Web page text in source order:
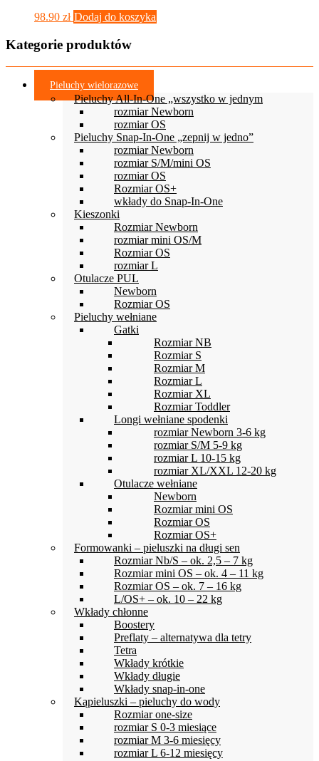
98.90 zł Dodaj do koszyka
Kategorie produktów
Pieluchy wielorazowe
Pieluchy All-In-One „wszystko w jednym
rozmiar Newborn
rozmiar OS
Pieluchy Snap-In-One „zepnij w jedno”
rozmiar Newborn
rozmiar S/M/mini OS
rozmiar OS
Rozmiar OS+
wkłady do Snap-In-One
Kieszonki
Rozmiar Newborn
rozmiar mini OS/M
Rozmiar OS
rozmiar L
Otulacze PUL
Newborn
Rozmiar OS
Pieluchy wełniane
Gatki
Rozmiar NB
Rozmiar S
Rozmiar M
Rozmiar L
Rozmiar XL
Rozmiar Toddler
Longi wełniane spodenki
rozmiar Newborn 3-6 kg
rozmiar S/M 5-9 kg
rozmiar L 10-15 kg
rozmiar XL/XXL 12-20 kg
Otulacze wełniane
Newborn
Rozmiar mini OS
Rozmiar OS
Rozmiar OS+
Formowanki – pieluszki na długi sen
Rozmiar Nb/S – ok. 2,5 – 7 kg
Rozmiar mini OS – ok. 4 – 11 kg
Rozmiar OS – ok. 7 – 16 kg
L/OS+ – ok. 10 – 22 kg
Wkłady chłonne
Boostery
Preflaty – alternatywa dla tetry
Tetra
Wkłady krótkie
Wkłady długie
Wkłady snap-in-one
Kąpieluszki – pieluchy do wody
Rozmiar one-size
rozmiar S 0-3 miesiące
rozmiar M 3-6 miesięcy
rozmiar L 6-12 miesięcy